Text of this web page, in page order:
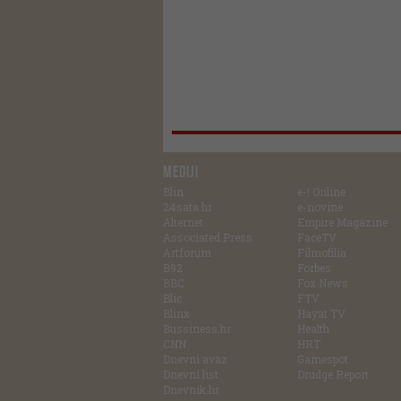
MEDIJI
Blin
24sata.hr
Alternet
Associated Press
Artforum
B92
BBC
Blic
Blinx
Bussiness.hr
CNN
Dnevni avaz
Dnevni list
Dnevnik.hr
e-! Online
e-novine
Empire Magazine
FaceTV
Filmofilia
Forbes
Fox News
FTV
Hayat TV
Health
HRT
Gamespot
Drudge Report